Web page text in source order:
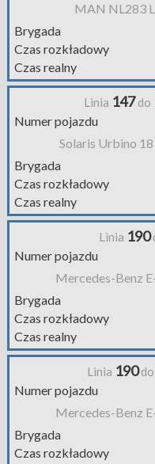
MAN NL283
Brygada
Czas rozkładowy
Czas realny
Linia 147do
Numer pojazdu
Solaris Urbino
Brygada
Czas rozkładowy
Czas realny
Linia 190
Numer pojazdu
Mercedes-Benz
Brygada
Czas rozkładowy
Czas realny
Linia 190do
Numer pojazdu
Mercedes-Benz
Brygada
Czas rozkładowy